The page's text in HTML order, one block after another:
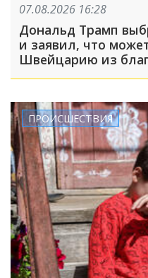
07.08.2026 16:28
Дональд Трамп
и заявил, что
Швейцарию из
ПРОИСШЕСТВИЯ